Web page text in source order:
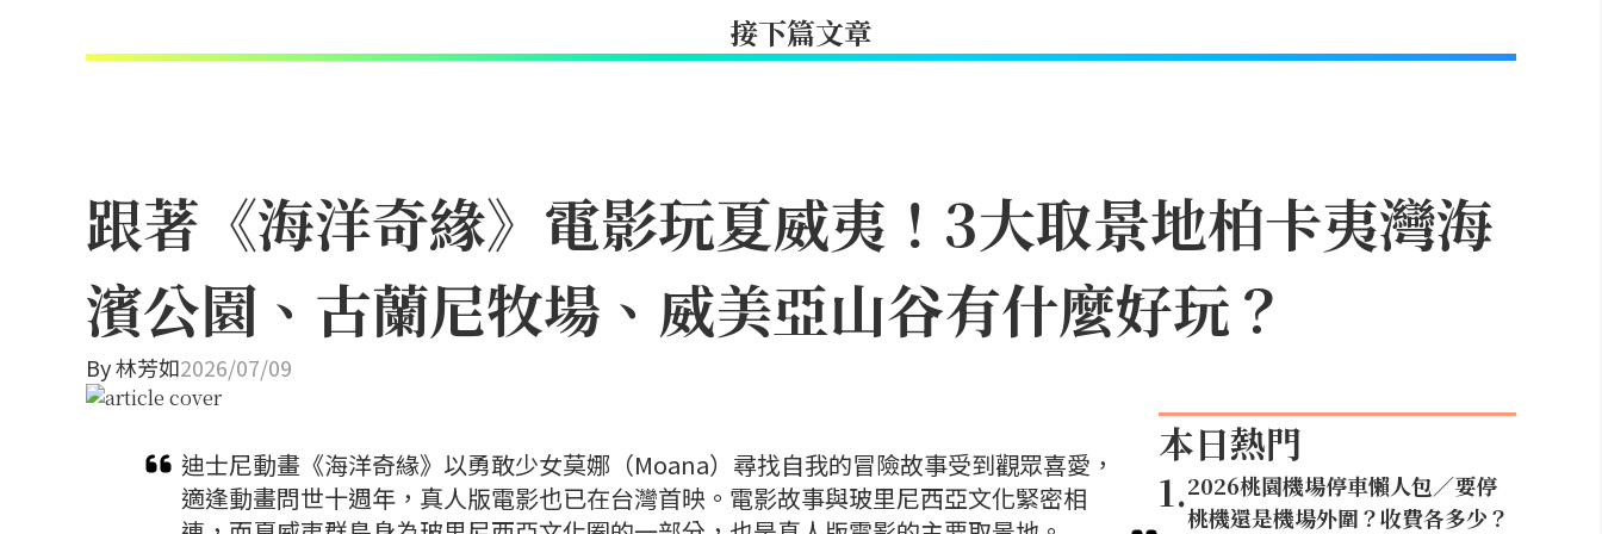
接下篇文章
跟著《海洋奇緣》電影玩夏威夷！3大取景地柏卡夷灣海
濱公園、古蘭尼牧場、威美亞山谷有什麼好玩？
By林芳如2026/07/09
迪士尼動畫《海洋奇緣》以勇敢少女莫娜（Moana）尋找自我的冒險故事受到觀眾喜愛，
適逢動畫問世十週年，真人版電影也已在台灣首映。電影故事與玻里尼西亞文化緊密相
本日熱門
1.2026桃園機場停車懶人包／要停
桃機還是機場外圍？收費各多少？